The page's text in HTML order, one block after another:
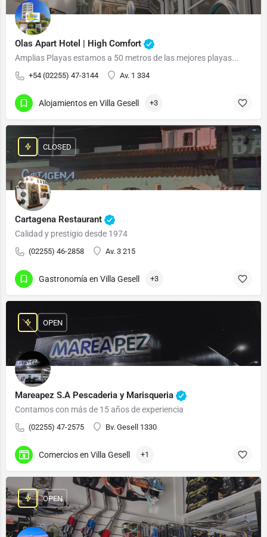
Olas Apart Hotel | High Comfort
Amplias Playas estamos a 50 metros de las mejores playas...
+54 (02255) 47-3144 Av. 1 334
Alojamientos en Villa Gesell +3
Cartagena Restaurant
Calidad y prestigio desde 1974
(02255) 46-2858 Av. 3 215
CLOSED
Gastronomía en Villa Gesell +3
Mareapez S.A Pescaderia y Marisqueria
Contamos con más de 15 años de experiencia
(02255) 47-2575 Bv. Gesell 1330
OPEN
Comercios en Villa Gesell +1
OPEN